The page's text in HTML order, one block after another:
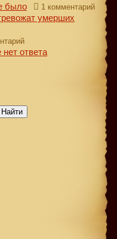
было 1 комментарий
умерших
нет ответа
Найти